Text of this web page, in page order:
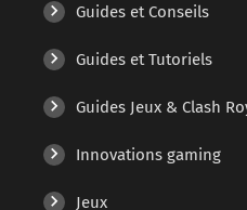
Guides et Conseils
Guides et Tutoriels
Guides Jeux & Clash
Innovations gaming
Jeux